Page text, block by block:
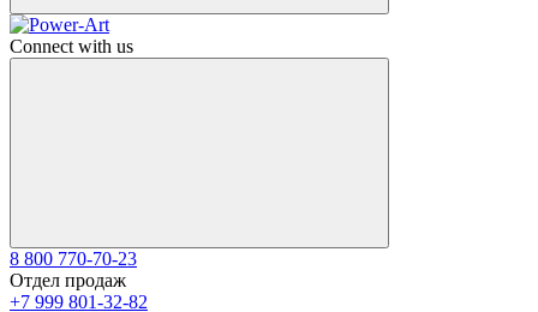
Connect with us
8 800 770-70-23
Отдел продаж
+7 999 801-32-82